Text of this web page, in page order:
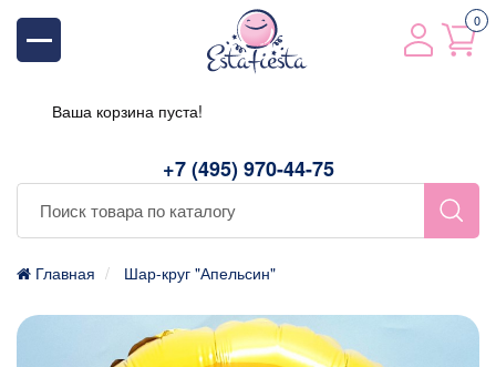
+7 (495) 970-44-75
0
Ваша корзина пуста!
Главная Шар-круг "Апельсин"